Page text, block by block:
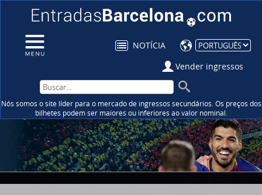
NOTÍCIA
Vender ingressos
Nós somos o site líder para o mercado de ingressos secundários. Os preços dos
bilhetes podem ser maiores ou inferiores ao valor nominal.